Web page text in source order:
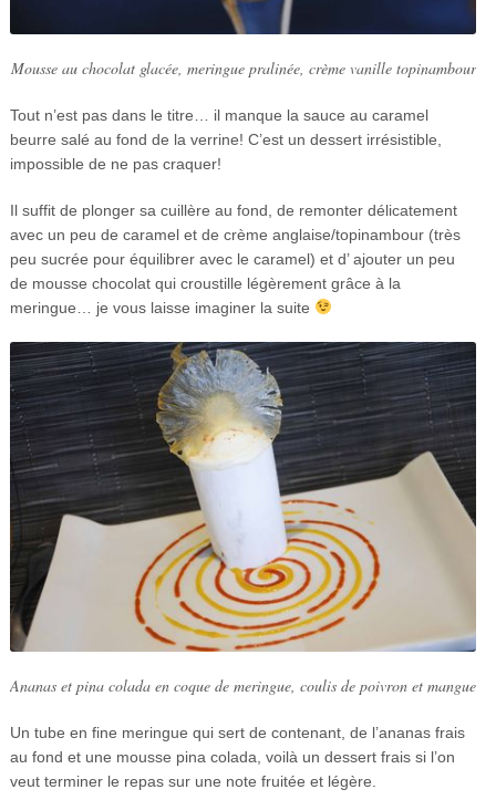
Mousse au chocolat glacée, meringue pralinée, crème vanille topinambour
Tout n’est pas dans le titre… il manque la sauce au caramel
beurre salé au fond de la verrine! C’est un dessert irrésistible,
impossible de ne pas craquer!
Il suffit de plonger sa cuillère au fond, de remonter délicatement
avec un peu de caramel et de crème anglaise/topinambour (très
peu sucrée pour équilibrer avec le caramel) et d’ ajouter un peu
de mousse chocolat qui croustille légèrement grâce à la
meringue… je vous laisse imaginer la suite
Ananas et pina colada en coque de meringue, coulis de poivron et mangue
Un tube en fine meringue qui sert de contenant, de l’ananas frais
au fond et une mousse pina colada, voilà un dessert frais si l’on
veut terminer le repas sur une note fruitée et légère.